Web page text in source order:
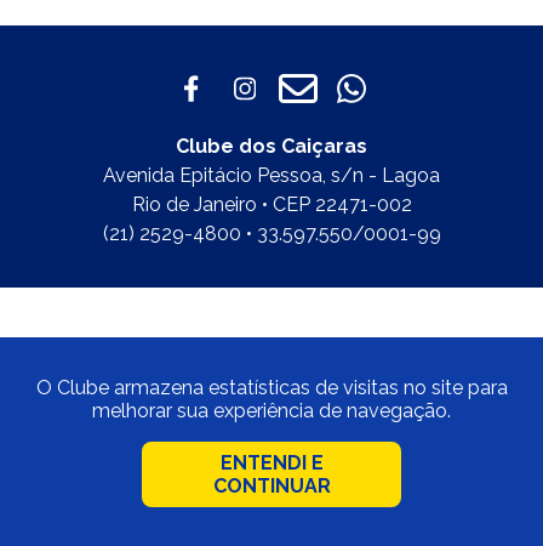
Clube dos Caiçaras
Avenida Epitácio Pessoa, s/n - Lagoa
Rio de Janeiro • CEP 22471-002
(21) 2529-4800 • 33.597.550/0001-99
O Clube armazena estatísticas de visitas no site para
melhorar sua experiência de navegação.
ENTENDI E
CONTINUAR